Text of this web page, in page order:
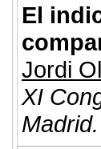
El
Jordi
XI